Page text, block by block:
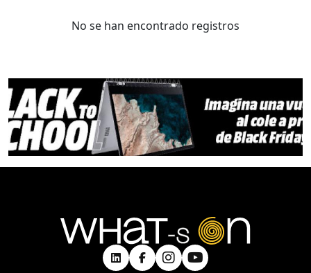
No se han encontrado registros